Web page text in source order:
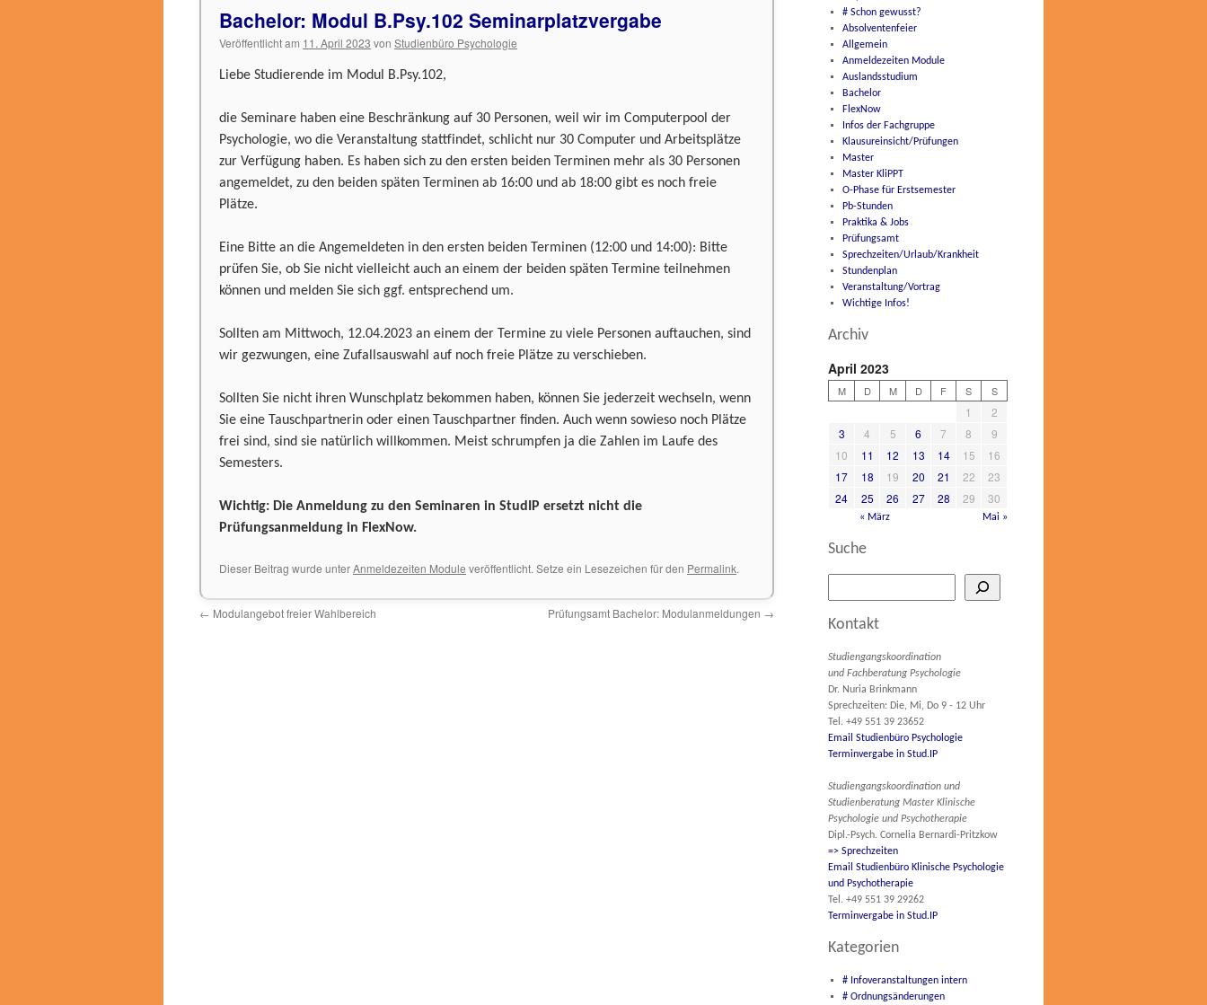
Bachelor: Modul B.Psy.102 Seminarplatzvergabe
Veröffentlicht am 11. April 2023 von Studienbüro Psychologie
Liebe Studierende im Modul B.Psy.102,
die Seminare haben eine Beschränkung auf 30 Personen, weil wir im Computerpool der
Psychologie, wo die Veranstaltung stattfindet, schlicht nur 30 Computer und Arbeitsplätze
zur Verfügung haben. Es haben sich zu den ersten beiden Terminen mehr als 30 Personen
angemeldet, zu den beiden späten Terminen ab 16:00 und ab 18:00 gibt es noch freie
Plätze.
Eine Bitte an die Angemeldeten in den ersten beiden Terminen (12:00 und 14:00): Bitte
prüfen Sie, ob Sie nicht vielleicht auch an einem der beiden späten Termine teilnehmen
können und melden Sie sich ggf. entsprechend um.
Sollten am Mittwoch, 12.04.2023 an einem der Termine zu viele Personen auftauchen, sind
wir gezwungen, eine Zufallsauswahl auf noch freie Plätze zu verschieben.
Sollten Sie nicht ihren Wunschplatz bekommen haben, können Sie jederzeit wechseln, wenn
Sie eine Tauschpartnerin oder einen Tauschpartner finden. Auch wenn sowieso noch Plätze
frei sind, sind sie natürlich willkommen. Meist schrumpfen ja die Zahlen im Laufe des
Semesters.
Wichtig: Die Anmeldung zu den Seminaren in StudIP ersetzt nicht die
Prüfungsanmeldung in FlexNow.
Dieser Beitrag wurde unterAnmeldezeiten Module veröffentlicht. Setze ein Lesezeichen für den Permalink.
← Modulangebot freier Wahlbereich Prüfungsamt Bachelor: Modulanmeldungen →
# Schon gewusst?
Absolventenfeier
Allgemein
Anmeldezeiten Module
Auslandsstudium
Bachelor
FlexNow
Infos der Fachgruppe
Klausureinsicht/Prüfungen
Master
Master KliPPT
O-Phase für Erstsemester
Pb-Stunden
Praktika & Jobs
Prüfungsamt
Sprechzeiten/Urlaub/Krankheit
Stundenplan
Veranstaltung/Vortrag
Wichtige Infos!
Archiv
April 2023
M D M D F S S
1
2
3
4 5 6 7 8
9
10
11 12 13 14 15
16
17
18 19 20 21 22
23
24
25 26 27 28 29 30
« März Mai »
Suche
Kontakt
Studiengangskoordination
und Fachberatung Psychologie
Dr. Nuria Brinkmann
Sprechzeiten: Die, Mi, Do 9 - 12 Uhr
Tel. +49 551 39 23652
Email Studienbüro Psychologie
Terminvergabe in Stud.IP
Studiengangskoordination und
Studienberatung Master Klinische
Psychologie und Psychotherapie
Dipl.-Psych. Cornelia Bernardi-Pritzkow
=> Sprechzeiten
Email Studienbüro Klinische Psychologie
und Psychotherapie
Tel. +49 551 39 29262
Terminvergabe in Stud.IP
Kategorien
# Infoveranstaltungen intern
# Ordnungsänderungen